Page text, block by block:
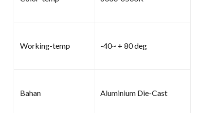
Working-temp -40~ + 80 deg
Bahan Aluminium Die-Cast